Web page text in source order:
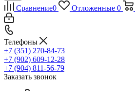
Сравнение0 Отложенные 0
Телефоны
+7 (351) 270-84-73
+7 (902) 609-12-28
+7 (904) 811-56-79
Заказать звонок